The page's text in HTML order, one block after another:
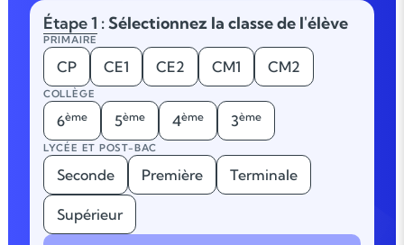
Étape 1 : Sélectionnez la classe de l'élève
PRIMAIRE
CP CE1 CE2 CM1 CM2
COLLÈGE
6ème 5ème 4ème 3ème
LYCÉE ET POST-BAC
Seconde Première Terminale
Supérieur